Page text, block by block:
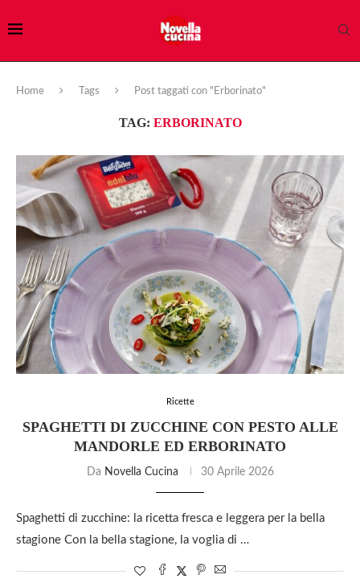
Home Tags Post taggati con "Erborinato"
TAG: ERBORINATO
Ricette
SPAGHETTI DI ZUCCHINE CON PESTO ALLE
MANDORLE ED ERBORINATO
Da Novella Cucina 30 Aprile 2026
Spaghetti di zucchine: la ricetta fresca e leggera per la bella
stagione Con la bella stagione, la voglia di …